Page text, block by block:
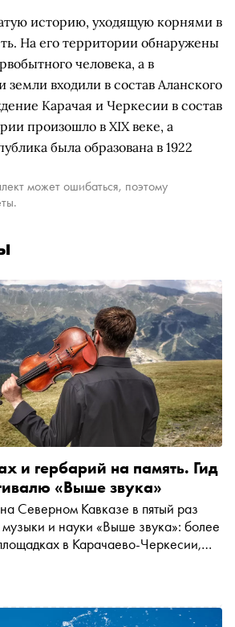
историю, уходящую корнями в
На его территории обнаружены
человека, а в
земли входили в состав Аланского
Карачая и Черкесии в состав
произошло в XIX веке, а
была образована в 1922
может ошибаться, поэтому
и гербарий на память. Гид
«Выше звука»
Северном Кавказе в пятый раз
музыки и науки «Выше звука»: более
в Карачаево-Черкесии,
3000 метров, экскурсия к одному
«Сноб» — информационный